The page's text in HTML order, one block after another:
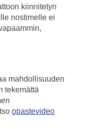
kiinnitetyn
nostimelle ei
mahdollisuuden
tekemättä
opastevideo